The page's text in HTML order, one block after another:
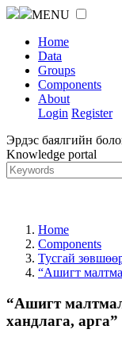
MENU
Home
Data
Groups
Components
About
Login Register
Эрдэс баялгийн
Knowledge portal
Home
Components
Тусгай
“Ашигт
“Ашигт
хандлага,